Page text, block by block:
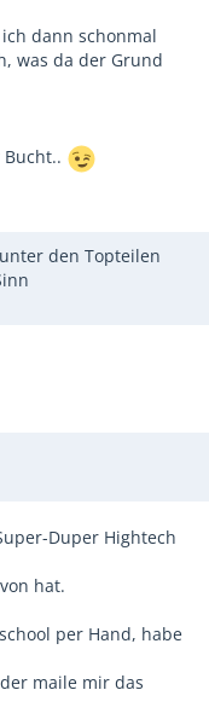
dann schonmal
was da der Grund
den Topteilen
Duper Hightech
hat.
per Hand, habe
maile mir das